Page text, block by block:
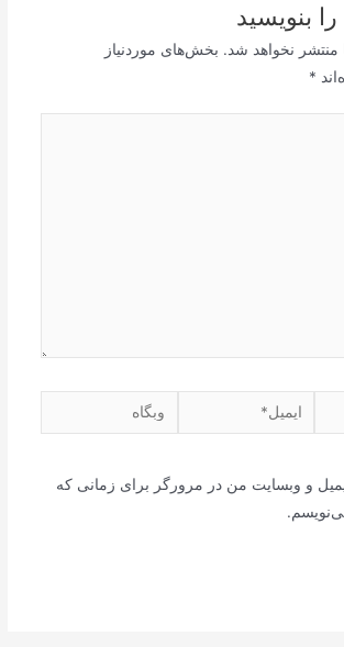
بنویسید
منتشر نخواهد شد. بخش‌های موردنیاز
*
ایمیل* وبگاه
و وبسایت من در مرورگر برای زمانی که